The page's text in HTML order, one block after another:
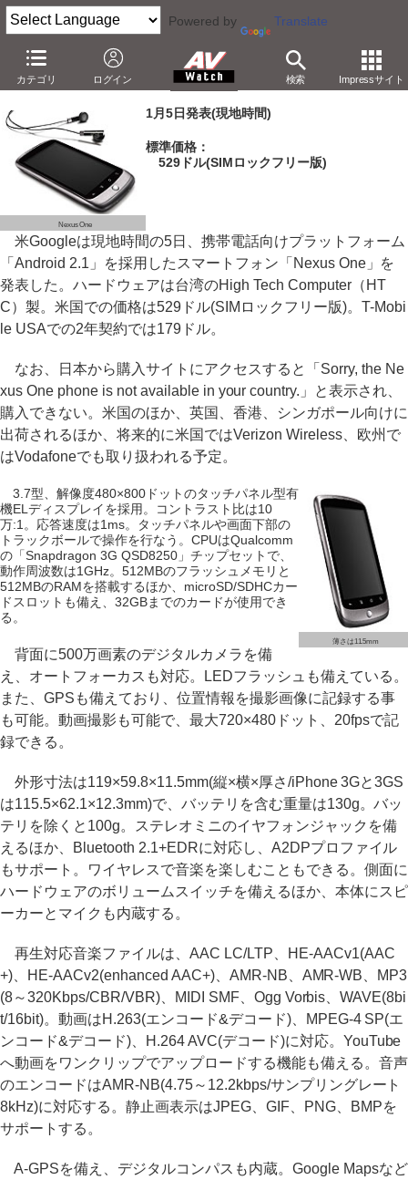
Powered by Translate
カテゴリ ログイン 検索 Impressサイト
米Google、スマートフォン「Nexus One」を発表
－3.7型有機EL。動画撮影やBluetoothにも対応
Nexus One
1月5日発表(現地時間)
標準価格：
529ドル(SIMロックフリー版)
米Googleは現地時間の5日、携帯電話向けプラットフォーム
「Android 2.1」を採用したスマートフォン「Nexus One」を
発表した。ハードウェアは台湾のHigh Tech Computer（HT
C）製。米国での価格は529ドル(SIMロックフリー版)。T-Mobi
le USAでの2年契約では179ドル。
なお、日本から購入サイトにアクセスすると「Sorry, the Ne
xus One phone is not available in your country.」と表示され、
購入できない。米国のほか、英国、香港、シンガポール向けに
出荷されるほか、将来的に米国ではVerizon Wireless、欧州で
はVodafoneでも取り扱われる予定。
薄さは11.5mm
3.7型、解像度480×800ドットのタッチパネル型有
機ELディスプレイを採用。コントラスト比は10
万:1。応答速度は1ms。タッチパネルや画面下部の
トラックボールで操作を行なう。CPUはQualcomm
の「Snapdragon 3G QSD8250」チップセットで、
動作周波数は1GHz。512MBのフラッシュメモリと
512MBのRAMを搭載するほか、microSD/SDHCカー
ドスロットも備え、32GBまでのカードが使用でき
る。
背面に500万画素のデジタルカメラを備
え、オートフォーカスも対応。LEDフラッシュも備えている。
また、GPSも備えており、位置情報を撮影画像に記録する事
も可能。動画撮影も可能で、最大720×480ドット、20fpsで記
録できる。
外形寸法は119×59.8×11.5mm(縦×横×厚さ/iPhone 3Gと3GS
は115.5×62.1×12.3mm)で、バッテリを含む重量は130g。バッ
テリを除くと100g。ステレオミニのイヤフォンジャックを備
えるほか、Bluetooth 2.1+EDRに対応し、A2DPプロファイル
もサポート。ワイヤレスで音楽を楽しむこともできる。側面に
ハードウェアのボリュームスイッチを備えるほか、本体にスピ
ーカーとマイクも内蔵する。
再生対応音楽ファイルは、AAC LC/LTP、HE-AACv1(AAC
+)、HE-AACv2(enhanced AAC+)、AMR-NB、AMR-WB、MP3
(8～320Kbps/CBR/VBR)、MIDI SMF、Ogg Vorbis、WAVE(8bi
t/16bit)。動画はH.263(エンコード&デコード)、MPEG-4 SP(エ
ンコード&デコード)、H.264 AVC(デコード)に対応。YouTube
へ動画をワンクリップでアップロードする機能も備える。音声
のエンコードはAMR-NB(4.75～12.2kbps/サンプリングレート
8kHz)に対応する。静止画表示はJPEG、GIF、PNG、BMPを
サポートする。
A-GPSを備え、デジタルコンパスも内蔵。Google Mapsなど